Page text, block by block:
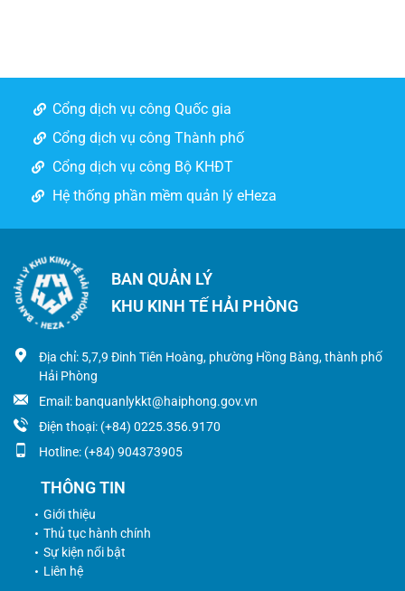
Cổng dịch vụ công Quốc gia
Cổng dịch vụ công Thành phố
Cổng dịch vụ công Bộ KHĐT
Hệ thống phần mềm quản lý eHeza
BAN QUẢN LÝ
KHU KINH TẾ HẢI PHÒNG
Địa chỉ: 5,7,9 Đinh Tiên Hoàng, phường Hồng Bàng, thành phố
Hải Phòng
Email: banquanlykkt@haiphong.gov.vn
Điện thoại: (+84) 0225.356.9170
Hotline: (+84) 904373905
THÔNG TIN
Giới thiệu
Thủ tục hành chính
Sự kiện nổi bật
Liên hệ